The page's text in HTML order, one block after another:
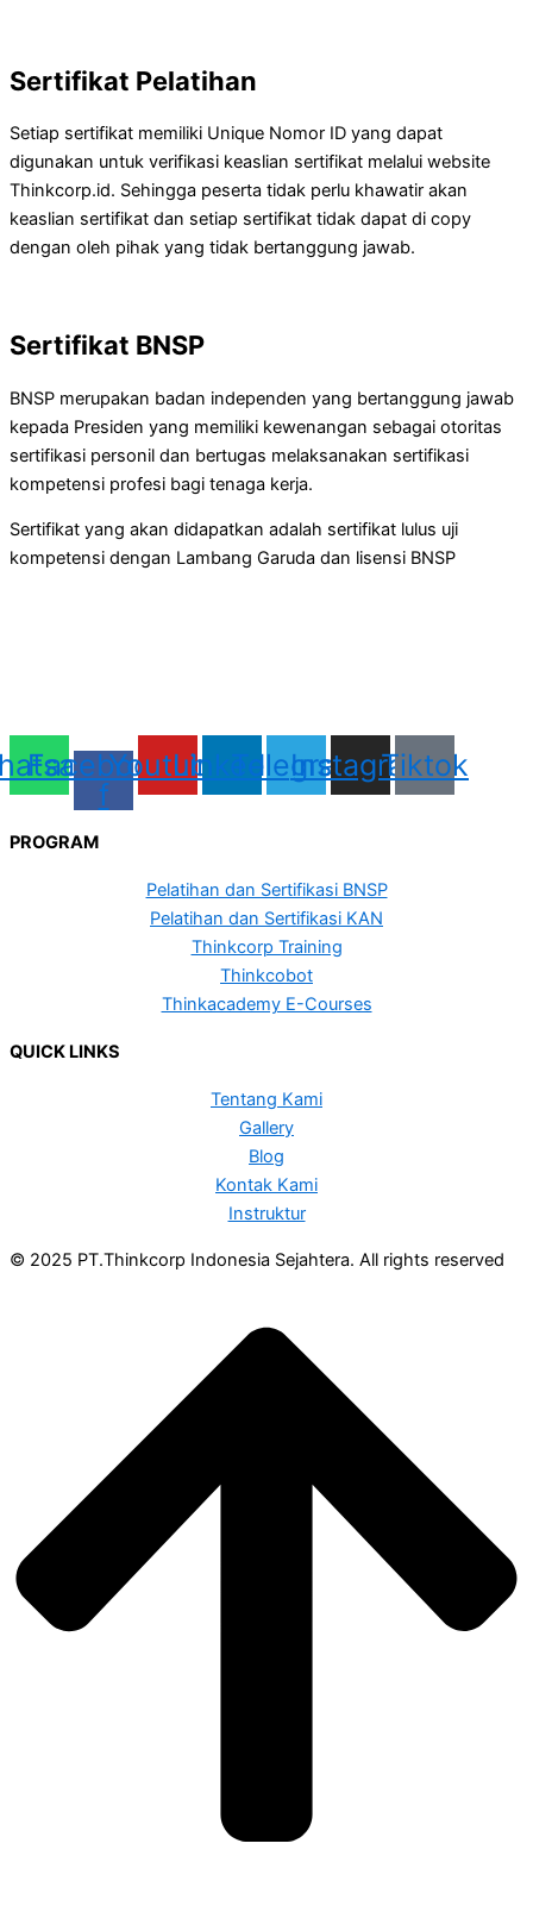
Sertifikat Pelatihan
Setiap sertifikat memiliki Unique Nomor ID yang dapat
digunakan untuk verifikasi keaslian sertifikat melalui website
Thinkcorp.id. Sehingga peserta tidak perlu khawatir akan
keaslian sertifikat dan setiap sertifikat tidak dapat di copy
dengan oleh pihak yang tidak bertanggung jawab.
Sertifikat BNSP
BNSP merupakan badan independen yang bertanggung jawab
kepada Presiden yang memiliki kewenangan sebagai otoritas
sertifikasi personil dan bertugas melaksanakan sertifikasi
kompetensi profesi bagi tenaga kerja.
Sertifikat yang akan didapatkan adalah sertifikat lulus uji
kompetensi dengan Lambang Garuda dan lisensi BNSP
Facebook-
f
YoutubeLinkedinTelegram
Instagram
Tiktok
PROGRAM
Pelatihan dan Sertifikasi BNSP
Pelatihan dan Sertifikasi KAN
Thinkcorp Training
Thinkcobot
Thinkacademy E-Courses
QUICK LINKS
Tentang Kami
Gallery
Blog
Kontak Kami
Instruktur
© 2025 PT.Thinkcorp Indonesia Sejahtera. All rights reserved